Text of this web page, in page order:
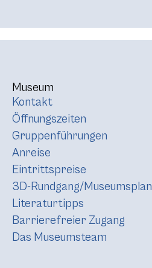
Museum
Kontakt
Öffnungszeiten
Gruppenführungen
Anreise
Eintrittspreise
3D-Rundgang/Museumsplan
Literaturtipps
Barrierefreier Zugang
Das Museumsteam